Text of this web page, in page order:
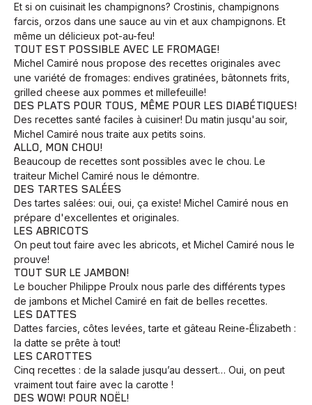
Et si on cuisinait les champignons? Crostinis, champignons
farcis, orzos dans une sauce au vin et aux champignons. Et
même un délicieux pot-au-feu!
TOUT EST POSSIBLE AVEC LE FROMAGE!
Michel Camiré nous propose des recettes originales avec
une variété de fromages: endives gratinées, bâtonnets frits,
grilled cheese aux pommes et millefeuille!
DES PLATS POUR TOUS, MÊME POUR LES DIABÉTIQUES!
Des recettes santé faciles à cuisiner! Du matin jusqu'au soir,
Michel Camiré nous traite aux petits soins.
ALLO, MON CHOU!
Beaucoup de recettes sont possibles avec le chou. Le
traiteur Michel Camiré nous le démontre.
DES TARTES SALÉES
Des tartes salées: oui, oui, ça existe! Michel Camiré nous en
prépare d'excellentes et originales.
LES ABRICOTS
On peut tout faire avec les abricots, et Michel Camiré nous le
prouve!
TOUT SUR LE JAMBON!
Le boucher Philippe Proulx nous parle des différents types
de jambons et Michel Camiré en fait de belles recettes.
LES DATTES
Dattes farcies, côtes levées, tarte et gâteau Reine-Élizabeth :
la datte se prête à tout!
LES CAROTTES
Cinq recettes : de la salade jusqu’au dessert… Oui, on peut
vraiment tout faire avec la carotte !
DES WOW! POUR NOËL!